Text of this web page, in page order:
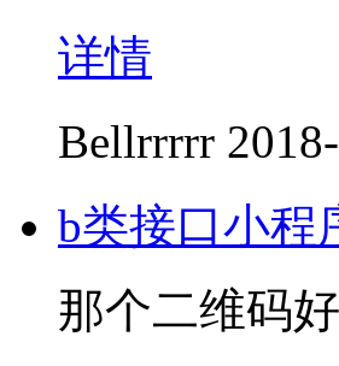
详情
Bellrrrrr
b类接口小程
那个二维码